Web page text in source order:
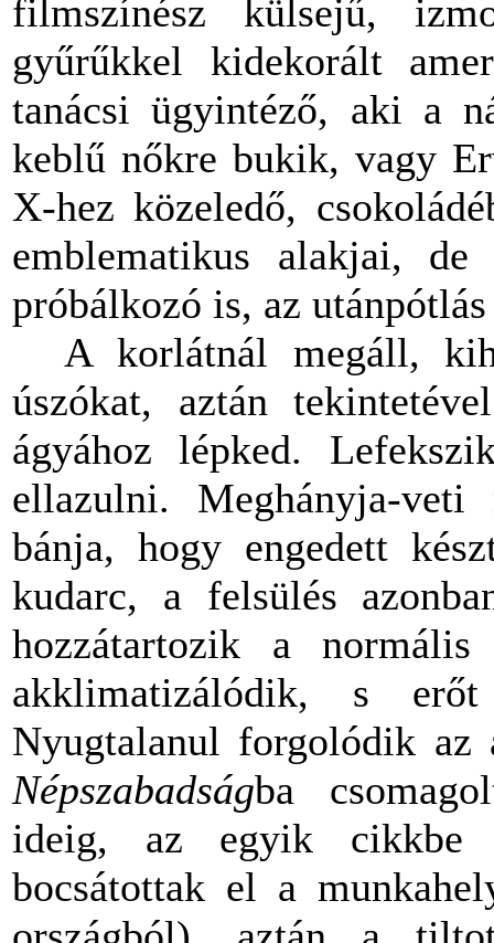
filmszínész külsejű,
gyűrűkkel kidekorált
tanácsi ügyintéző, aki a
keblű nőkre bukik, vagy
X-hez közeledő,
emblematikus alakjai,
próbálkozó is, az
A korlátnál megáll,
úszókat, aztán
ágyához lépked.
ellazulni. Meghányja-veti
bánja, hogy engedett
kudarc, a felsülés
hozzátartozik a
akklimatizálódik, s
Nyugtalanul forgolódik az
Népszabadságba
ideig, az egyik cikkbe
bocsátottak el a